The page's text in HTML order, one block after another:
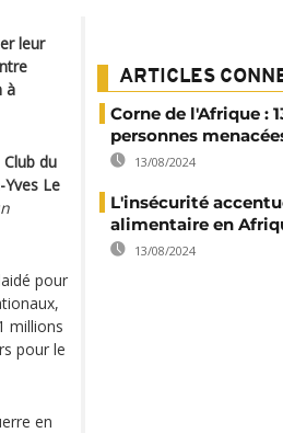
leur
à
Club du
Yves Le
pour
millions
pour le
en
ARTICLES
Corne de l'Afrique :
personnes
13/08/2024
L'insécurité
alimentaire en
13/08/2024